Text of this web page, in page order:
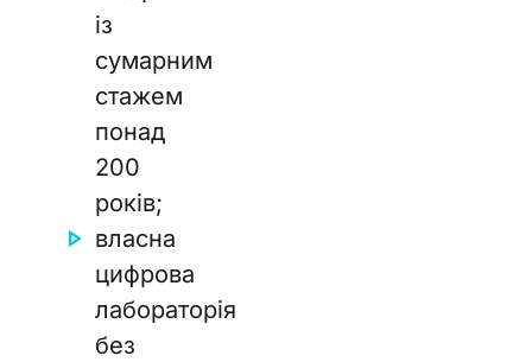
із
сумарним
стажем
понад
200
років;
власна
цифрова
лабораторія
без